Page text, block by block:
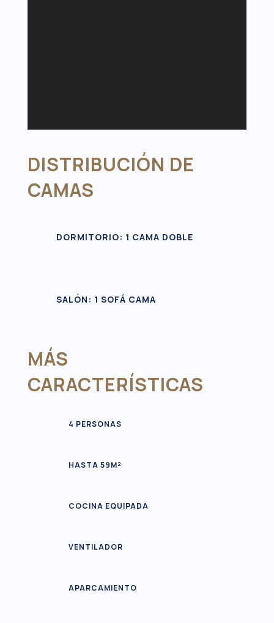
DISTRIBUCIÓN DE
CAMAS
DORMITORIO: 1 CAMA DOBLE
SALÓN: 1 SOFÁ CAMA
MÁS
CARACTERÍSTICAS
4 PERSONAS
HASTA 59M²
COCINA EQUIPADA
VENTILADOR
APARCAMIENTO